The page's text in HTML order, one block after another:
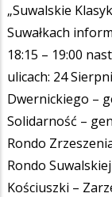
„Suwalskie
Suwałkach
18:15 – 19:00
ulicach: 24
Dwernickiego –
Solidarność –
Rondo
Rondo
Kościuszki –